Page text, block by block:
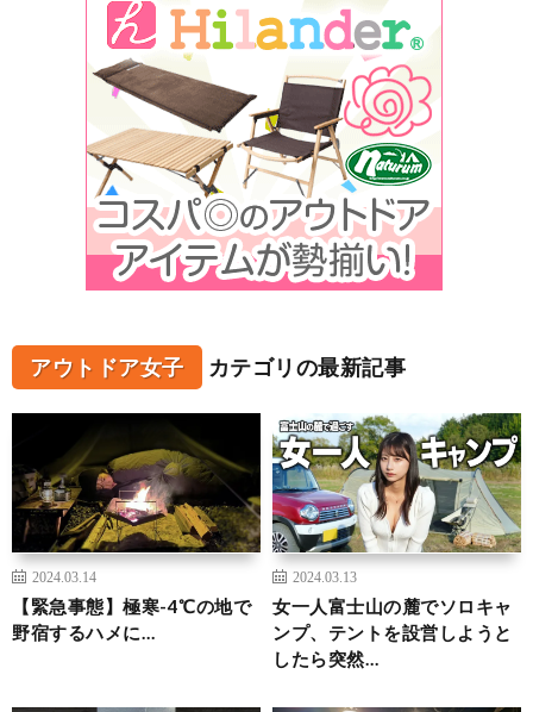
アウトドア女子 カテゴリの最新記事
2024.03.14
【緊急事態】極寒-4℃の地で
野宿するハメに…
2024.03.13
女一人富士山の麓でソロキャ
ンプ、テントを設営しようと
したら突然…